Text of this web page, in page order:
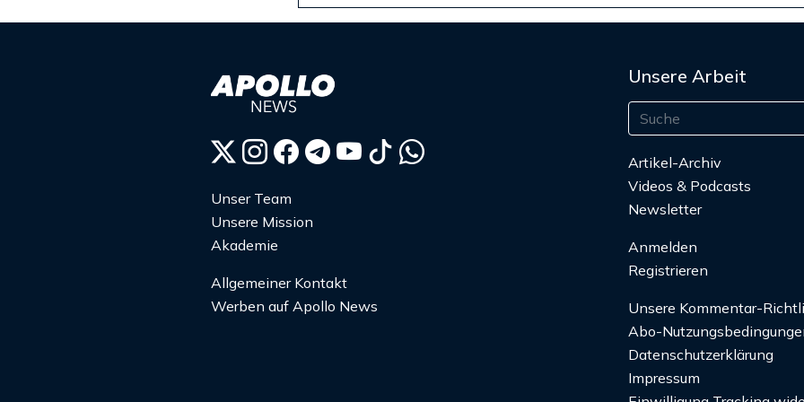
Unser Team
Unsere Mission
Akademie
Allgemeiner Kontakt
Werben auf Apollo News
Unsere Arbeit
Artikel-Archiv
Videos & Podcasts
Newsletter
Anmelden
Registrieren
Unsere Kommentar-
Abo-
Datenschutzerklärung
Impressum